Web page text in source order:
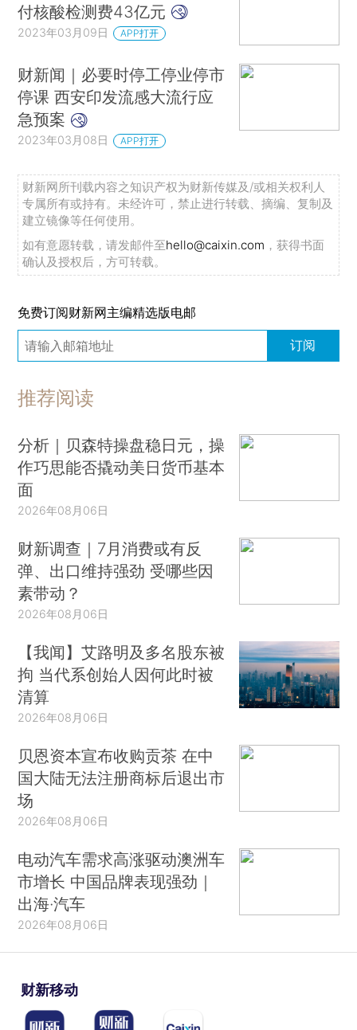
付核酸检测费43亿元
2023年03月09日 APP打开
财新闻｜必要时停工停业停市
停课 西安印发流感大流行应
急预案
2023年03月08日 APP打开
财新网所刊载内容之知识产权为财新传媒及/或相关权利人
专属所有或持有。未经许可，禁止进行转载、摘编、复制及
建立镜像等任何使用。
如有意愿转载，请发邮件至hello@caixin.com ，获得书面
确认及授权后，方可转载。
免费订阅财新网主编精选版电邮
订阅
推荐阅读
分析｜贝森特操盘稳日元，操
作巧思能否撬动美日货币基本
面
2026年08月06日
财新调查｜7月消费或有反
弹、出口维持强劲 受哪些因
素带动？
2026年08月06日
【我闻】艾路明及多名股东被
拘 当代系创始人因何此时被
清算
2026年08月06日
贝恩资本宣布收购贡茶 在中
国大陆无法注册商标后退出市
场
2026年08月06日
电动汽车需求高涨驱动澳洲车
市增长 中国品牌表现强劲｜
出海·汽车
2026年08月06日
财新移动